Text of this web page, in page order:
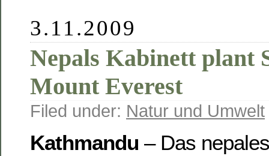
3.11.2009
Nepals Kabinett plant
Mount Everest
Filed under: Natur und Umwelt
Kathmandu – Das